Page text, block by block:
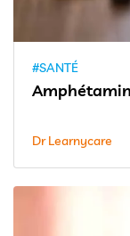
#SANTÉ
Dr Learnycare